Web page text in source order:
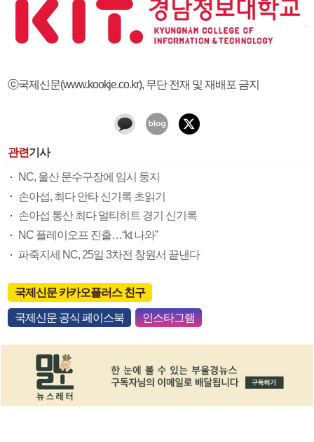
ⓒ국제신문(www.kookje.co.kr), 무단 전재 및 재배포 금지
관련기사
NC, 울산 문수구장에 임시 둥지
손아섭, 최다 안타 신기록 초읽기
손아섭 통산 최다 멀티히트 경기 신기록
NC 플레이오프 진출…“kt 나와”
파죽지세 NC, 25일 3차전 창원서 끝낸다
국제신문 카카오플러스 친구
국제신문 공식 페이스북 인스타그램